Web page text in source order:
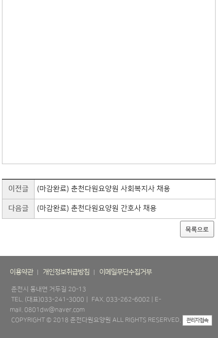
이전글 (마감완료) 춘천다원요양원 사회복지사 채용
다음글 (마감완료) 춘천다원요양원 간호사 채용
목록으로
이용약관 개인정보취급방침 이메일무단수집거부
춘천시 동내면 거두길 20-13
TEL. (대표)033-241-3000ㅣ FAX. 033-262-6002 | E-
mail. 0801dw@naver.com
COPYRIGHT © 2018 춘천다원요양원 ALL RIGHTS RESERVED.
관리자접속